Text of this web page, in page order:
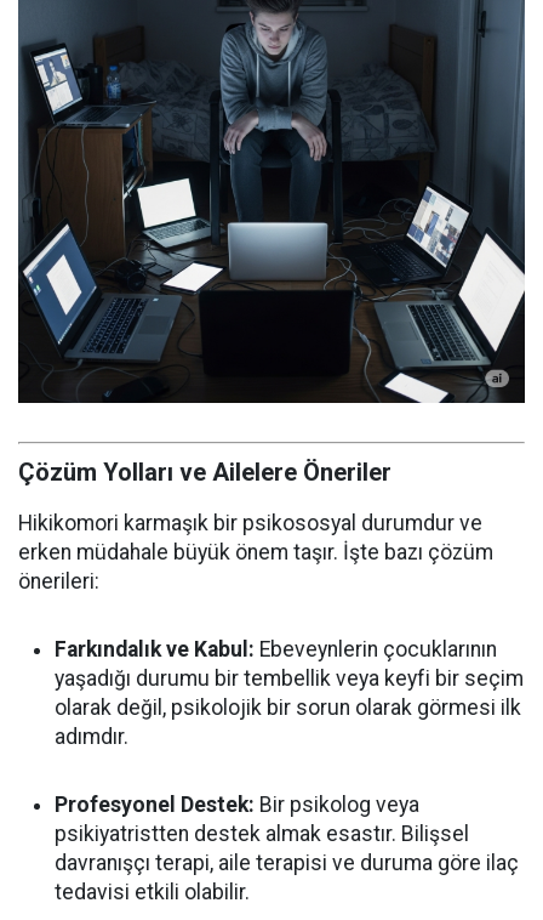
Çözüm Yolları ve Ailelere Öneriler
Hikikomori karmaşık bir psikososyal durumdur ve
erken müdahale büyük önem taşır. İşte bazı çözüm
önerileri:
Farkındalık ve Kabul: Ebeveynlerin çocuklarının
yaşadığı durumu bir tembellik veya keyfi bir seçim
olarak değil, psikolojik bir sorun olarak görmesi ilk
adımdır.
Profesyonel Destek: Bir psikolog veya
psikiyatristten destek almak esastır. Bilişsel
davranışçı terapi, aile terapisi ve duruma göre ilaç
tedavisi etkili olabilir.